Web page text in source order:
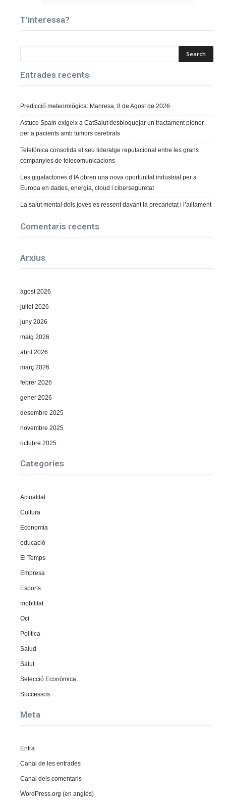
T’interessa?
Entrades recents
Predicció meteorològica: Manresa, 8 de Agost de 2026
Astuce Spain exigeix a CatSalut desbloquejar un tractament pioner
per a pacients amb tumors cerebrals
Telefónica consolida el seu lideratge reputacional entre les grans
companyies de telecomunicacions
Les gigafactories d’IA obren una nova oportunitat industrial per a
Europa en dades, energia, cloud i ciberseguretat
La salut mental dels joves es ressent davant la precarietat i l’aïllament
Comentaris recents
Arxius
agost 2026
juliol 2026
juny 2026
maig 2026
abril 2026
març 2026
febrer 2026
gener 2026
desembre 2025
novembre 2025
octubre 2025
Categories
Actualitat
Cultura
Economia
educació
El Temps
Empresa
Esports
mobilitat
Oci
Política
Salud
Salut
Selecció Econòmica
Successos
Meta
Entra
Canal de les entrades
Canal dels comentaris
WordPress.org (en anglès)